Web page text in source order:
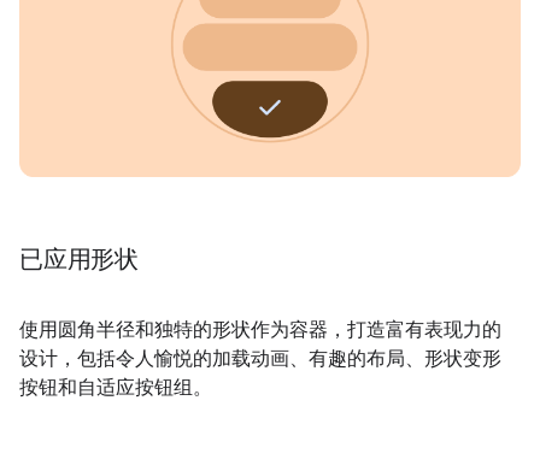
已应用形状
使用圆角半径和独特的形状作为容器，打造富有表现力的
设计，包括令人愉悦的加载动画、有趣的布局、形状变形
按钮和自适应按钮组。